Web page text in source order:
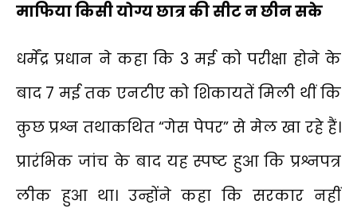
माफिया किसी योग्य छात्र की सीट न छीन सके
धर्मेंद्र प्रधान ने कहा कि 3 मई को परीक्षा होने के
बाद 7 मई तक एनटीए को शिकायतें मिली थीं कि
कुछ प्रश्न तथाकथित “गेस पेपर” से मेल खा रहे हैं।
प्रारंभिक जांच के बाद यह स्पष्ट हुआ कि प्रश्नपत्र
लीक हुआ था। उन्होंने कहा कि सरकार नहीं